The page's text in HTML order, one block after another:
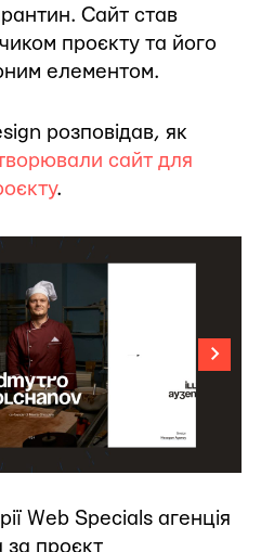
Сайт став
проєкту та його
елементом.
розповідав, як
сайт для
.
Web Specials агенція
за проєкт